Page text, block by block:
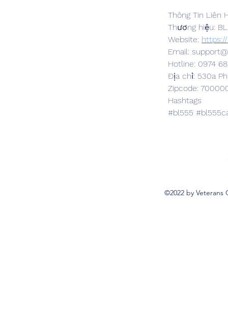
Thông Tin Liên
Thương hiệu:
Website:
Email:
Hotline: 0974
Địa chỉ: 530a
Zipcode:
Hashtags
#bl555
©2022 by Veterans